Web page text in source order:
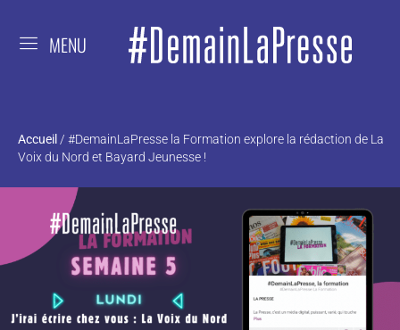
MENU
Accueil / #DemainLaPresse la Formation explore la rédaction de La
Voix du Nord et Bayard Jeunesse !